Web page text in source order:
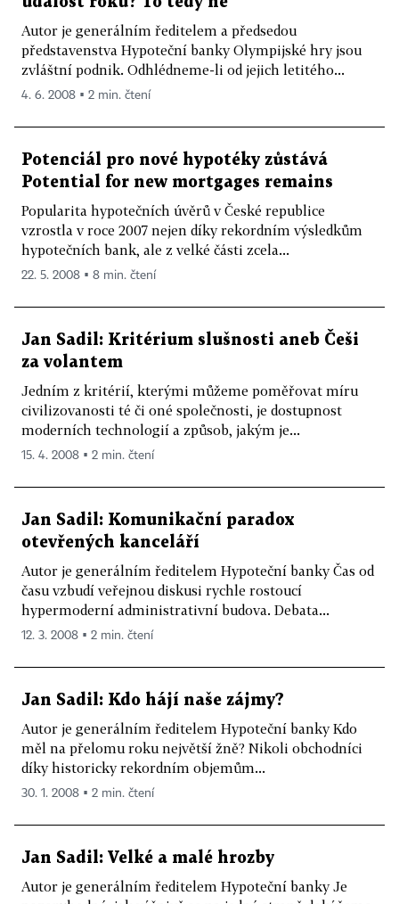
Autor je generálním ředitelem a předsedou
představenstva Hypoteční banky Olympijské hry jsou
zvláštní podnik. Odhlédneme-li od jejich letitého...
4. 6. 2008 ▪ 2 min. čtení
Potenciál pro nové hypotéky zůstává
Potential for new mortgages remains
Popularita hypotečních úvěrů v České republice
vzrostla v roce 2007 nejen díky rekordním výsledkům
hypotečních bank, ale z velké části zcela...
22. 5. 2008 ▪ 8 min. čtení
Jan Sadil: Kritérium slušnosti aneb Češi
za volantem
Jedním z kritérií, kterými můžeme poměřovat míru
civilizovanosti té či oné společnosti, je dostupnost
moderních technologií a způsob, jakým je...
15. 4. 2008 ▪ 2 min. čtení
Jan Sadil: Komunikační paradox
otevřených kanceláří
Autor je generálním ředitelem Hypoteční banky Čas od
času vzbudí veřejnou diskusi rychle rostoucí
hypermoderní administrativní budova. Debata...
12. 3. 2008 ▪ 2 min. čtení
Jan Sadil: Kdo hájí naše zájmy?
Autor je generálním ředitelem Hypoteční banky Kdo
měl na přelomu roku největší žně? Nikoli obchodníci
díky historicky rekordním objemům...
30. 1. 2008 ▪ 2 min. čtení
Jan Sadil: Velké a malé hrozby
Autor je generálním ředitelem Hypoteční banky Je